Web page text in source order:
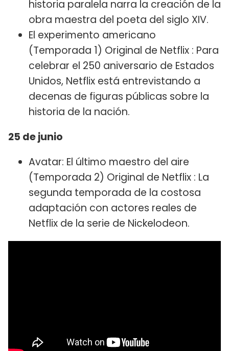
historia paralela narra la creación de la
obra maestra del poeta del siglo XIV.
El experimento americano
(Temporada 1) Original de Netflix : Para
celebrar el 250 aniversario de Estados
Unidos, Netflix está entrevistando a
decenas de figuras públicas sobre la
historia de la nación.
25 de junio
Avatar: El último maestro del aire
(Temporada 2) Original de Netflix : La
segunda temporada de la costosa
adaptación con actores reales de
Netflix de la serie de Nickelodeon.